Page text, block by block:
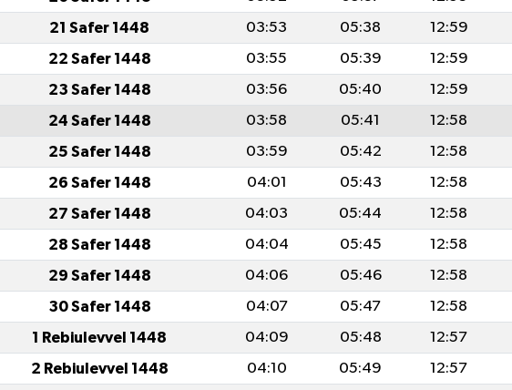
21 Safer 1448 03:53 05:38 12:59
22 Safer 1448 03:55 05:39 12:59
23 Safer 1448 03:56 05:40 12:59
24 Safer 1448 03:58 05:41 12:58
25 Safer 1448 03:59 05:42 12:58
26 Safer 1448 04:01 05:43 12:58
27 Safer 1448 04:03 05:44 12:58
28 Safer 1448 04:04 05:45 12:58
29 Safer 1448 04:06 05:46 12:58
30 Safer 1448 04:07 05:47 12:58
1 Rebiulevvel 1448 04:09 05:48 12:57
2 Rebiulevvel 1448 04:10 05:49 12:57